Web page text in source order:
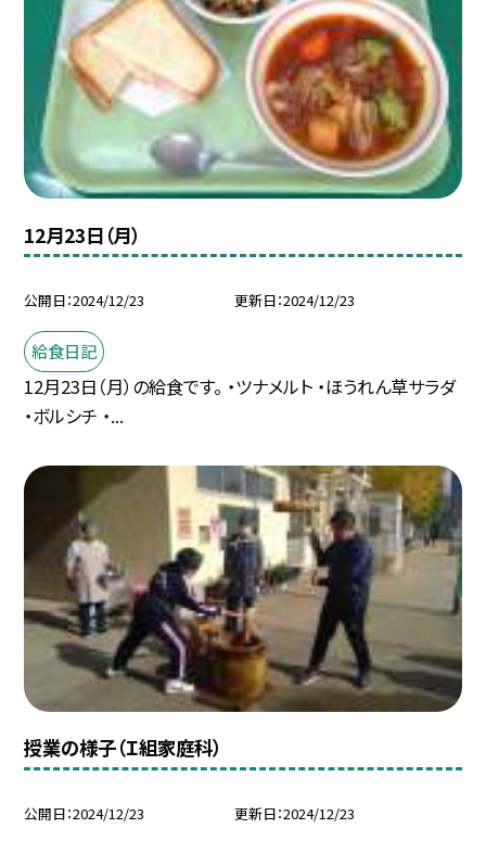
12月23日（月）
公開日 2024/12/23 更新日 2024/12/23
給食日記
12月23日（月）の給食です。 ・ツナメルト ・ほうれん草サラダ
・ボルシチ ・...
授業の様子（Ｉ組家庭科）
公開日 2024/12/23 更新日 2024/12/23